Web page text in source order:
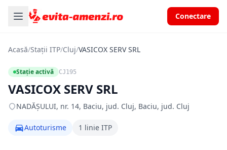
Conectare
Acasă/Stații ITP/Cluj/VASICOX SERV SRL
Stație activă CJ195
VASICOX SERV SRL
NADĂȘULUI, nr. 14, Baciu, jud. Cluj, Baciu, jud. Cluj
Autoturisme 1 linie ITP